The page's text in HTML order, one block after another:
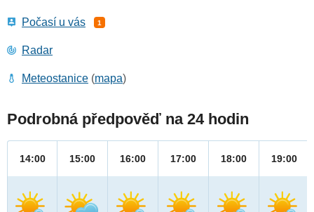
Počasí u vás 1
Radar
Meteostanice (mapa)
Podrobná předpověď na 24 hodin
14:00 15:00 16:00 17:00 18:00 19:00